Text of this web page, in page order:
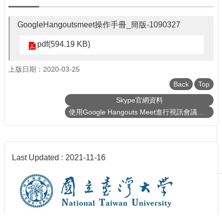
GoogleHangoutsmeet操作手冊_簡版-1090327
pdf(594.19 KB)
上版日期：2020-03-25
Back
Top
Skype官網資料
使用Google Hangouts Meet進行視訊會議、課程直播、錄影
Last Updated 2021-11-16